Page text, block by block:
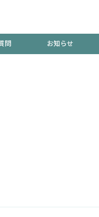
問 お知らせ